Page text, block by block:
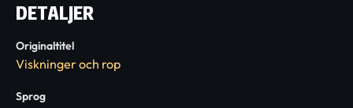
DETALJER
Originaltitel
Viskninger och rop
Sprog